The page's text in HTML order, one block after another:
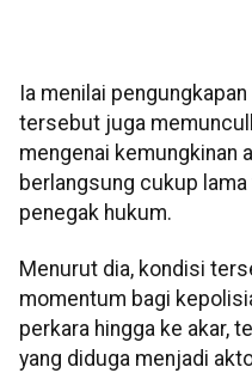
Ia menilai
tersebut juga
mengenai kemungkinan
berlangsung cukup
penegak hukum.
Menurut dia, kondisi
momentum bagi
perkara hingga ke akar,
yang diduga menjadi